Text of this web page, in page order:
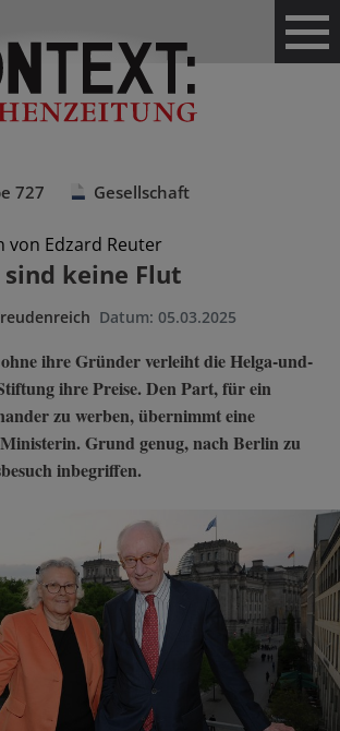
727 Gesellschaft
von Edzard Reuter
sind keine Flut
Datum: 05.03.2025
ihre Gründer verleiht die Helga-und-
ihre Preise. Den Part, für ein
zu werben, übernimmt eine
Grund genug, nach Berlin zu
inbegriffen.